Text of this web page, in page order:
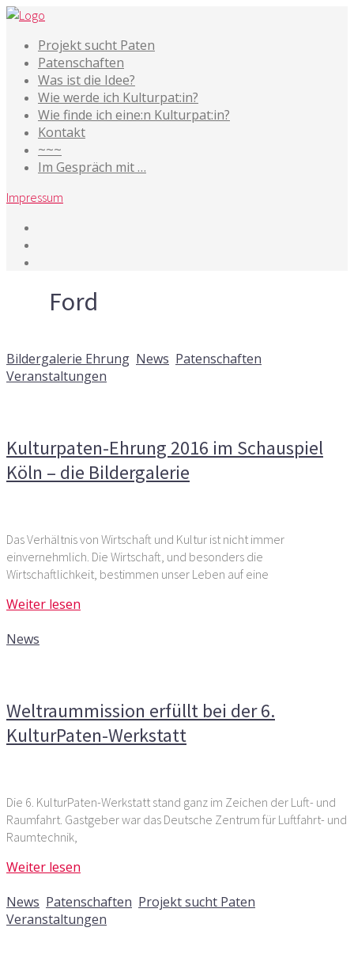
Projekt sucht Paten
Patenschaften
Was ist die Idee?
Wie werde ich Kulturpat:in?
Wie finde ich eine:n Kulturpat:in?
Kontakt
~~~
Im Gespräch mit …
Impressum
Ford
Bildergalerie Ehrung News Patenschaften
Veranstaltungen
Kulturpaten-Ehrung 2016 im Schauspiel
Köln – die Bildergalerie
Das Verhältnis von Wirtschaft und Kultur ist nicht immer
einvernehmlich. Die Wirtschaft, und besonders die
Wirtschaftlichkeit, bestimmen unser Leben auf eine
Weiter lesen
News
Weltraummission erfüllt bei der 6.
KulturPaten-Werkstatt
Die 6. KulturPaten-Werkstatt stand ganz im Zeichen der Luft- und
Raumfahrt. Gastgeber war das Deutsche Zentrum für Luftfahrt- und
Raumtechnik,
Weiter lesen
News Patenschaften Projekt sucht Paten
Veranstaltungen